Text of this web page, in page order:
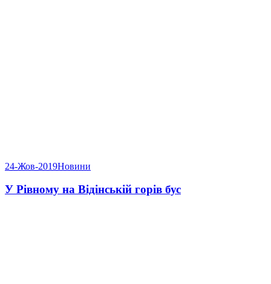
24-Жов-2019Новини
У Рівному на Відінській горів бус